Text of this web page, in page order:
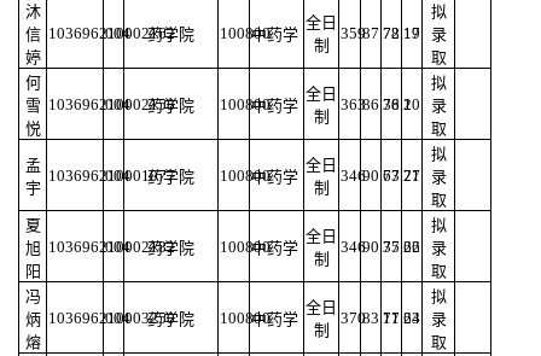
沐
信
婷
103696210002162
004 药学院 100800中药学
全日
制
35987.7278.17
19
拟
录
取
何
雪
悦
103696210002158
004 药学院 100800中药学
全日
制
36386.3678.120
拟
录
取
孟
宇
103696210001077
004 药学院 100800中药学
全日
制
34690.6377.77
21
拟
录
取
夏
旭
阳
103696210002182
004 药学院 100800中药学
全日
制
34690.3577.66
22
拟
录
取
冯
炳
熔
103696210003250
004 药学院 100800中药学
全日
制
37083.1177.64
23
拟
录
取